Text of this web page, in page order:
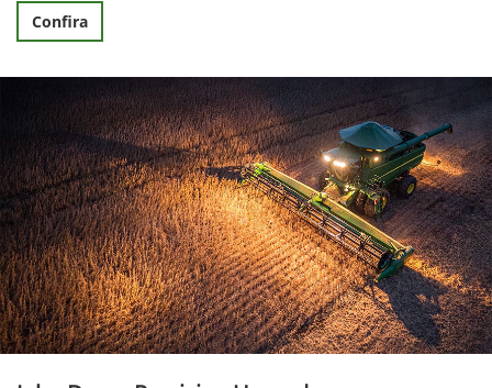
aplicação, com uma qualidade de pulverização aprimorada,
através de um John Deere Precision Upgrade.